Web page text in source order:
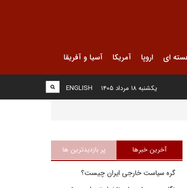
ای اروپا آمریکا آسیا و آفریقا
ENGLISH یکشنبه ۱۸ مرداد ۱۴۰۵
آخرین خبرها پر بازدیدترین ها
گره سیاست خارجی ایران چیست؟